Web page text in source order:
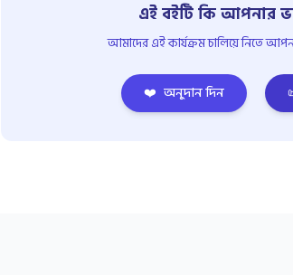
এই বইটি কি আপনার
আমাদের এই কার্যক্রম চালিয়ে নিতে
❤️ অনুদান দিন